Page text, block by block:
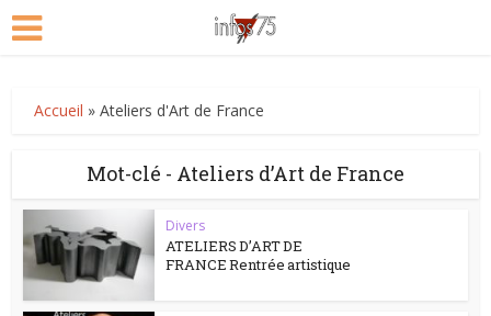
Accueil »Ateliers d'Art de France
Mot-clé - Ateliers d’Art de France
Divers
ATELIERS D’ART DE
FRANCE Rentrée artistique